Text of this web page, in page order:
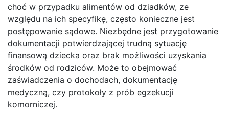
choć w przypadku alimentów od dziadków, ze
względu na ich specyfikę, często konieczne jest
postępowanie sądowe. Niezbędne jest przygotowanie
dokumentacji potwierdzającej trudną sytuację
finansową dziecka oraz brak możliwości uzyskania
środków od rodziców. Może to obejmować
zaświadczenia o dochodach, dokumentację
medyczną, czy protokoły z prób egzekucji
komorniczej.